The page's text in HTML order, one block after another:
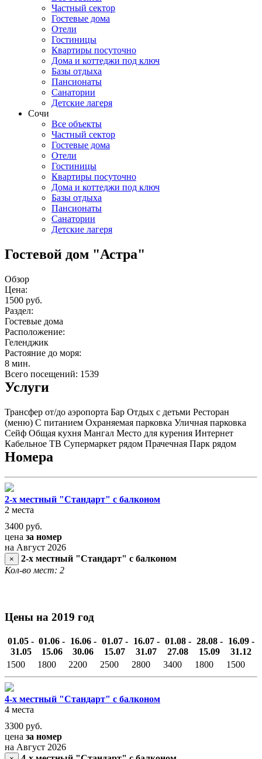
Частный сектор
Гостевые дома
Отели
Гостиницы
Квартиры посуточно
Дома и коттеджи под ключ
Базы отдыха
Пансионаты
Санатории
Детские лагеря
Сочи
Все объекты
Частный сектор
Гостевые дома
Отели
Гостиницы
Квартиры посуточно
Дома и коттеджи под ключ
Базы отдыха
Пансионаты
Санатории
Детские лагеря
Гостевой дом "Астра"
Обзор
Цена:
1500 руб.
Раздел:
Гостевые дома
Расположение:
Геленджик
Растояние до моря:
8 мин.
Всего посещений: 1539
Услуги
Трансфер от/до аэропорта Бар Отдых с детьми Ресторан
(меню) С питанием Охраняемая парковка Уличная парковка
Сейф Общая кухня Мангал Место для курения Интернет
Кабельное ТВ Супермаркет рядом Прачечная Парк рядом
Номера
2-х местный "Стандарт" с балконом
2 места
3400 руб.
цена за номер
на Август 2026
×
2-х местный "Стандарт" с балконом
Кол-во мест: 2
Цены на 2019 год
01.05 -
31.05
01.06 -
15.06
16.06 -
30.06
01.07 -
15.07
16.07 -
31.07
01.08 -
27.08
28.08 -
15.09
16.09 -
31.12
1500
1800 2200 2500 2800 3400 1800 1500
4-х местный "Стандарт" с балконом
4 места
3300 руб.
цена за номер
на Август 2026